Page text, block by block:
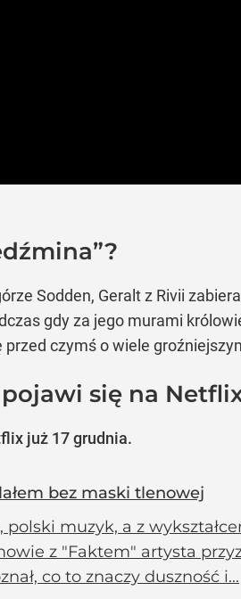
Sodden, Geralt z Rivii
gdy za jego murami
czymś o wiele
się na
już 17 grudnia.
bez maski tlenowej
polski muzyk, a z
z "Faktem" artysta
co to znaczy duszność i...